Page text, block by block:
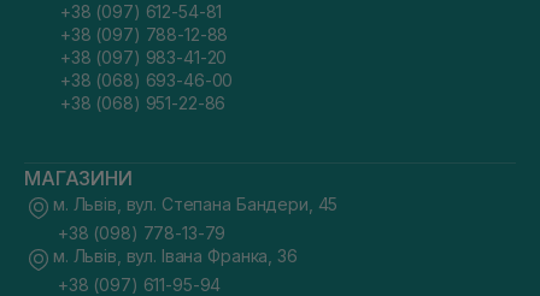
+38 (097) 612-54-81
+38 (097) 788-12-88
+38 (097) 983-41-20
+38 (068) 693-46-00
+38 (068) 951-22-86
МАГАЗИНИ
м. Львів, вул. Степана Бандери, 45
+38 (098) 778-13-79
м. Львів, вул. Івана Франка, 36
+38 (097) 611-95-94